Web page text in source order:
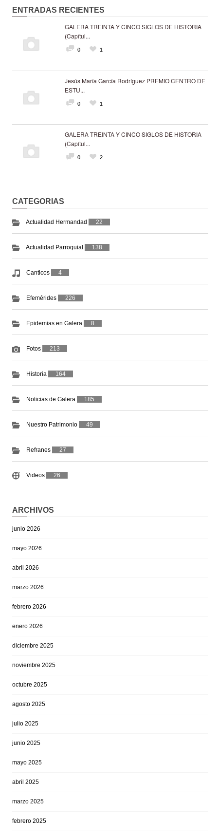
ENTRADAS RECIENTES
GALERA TREINTA Y CINCO SIGLOS DE HISTORIA
(Capítul...
0 1
Jesús María García Rodríguez PREMIO CENTRO DE
ESTU...
0 1
GALERA TREINTA Y CINCO SIGLOS DE HISTORIA
(Capítul...
0 2
CATEGORIAS
Actualidad Hermandad 22
Actualidad Parroquial 138
Canticos 4
Efemérides 226
Epidemias en Galera 8
Fotos 213
Historia 164
Noticias de Galera 185
Nuestro Patrimonio 49
Refranes 27
Videos 26
ARCHIVOS
junio 2026
mayo 2026
abril 2026
marzo 2026
febrero 2026
enero 2026
diciembre 2025
noviembre 2025
octubre 2025
agosto 2025
julio 2025
junio 2025
mayo 2025
abril 2025
marzo 2025
febrero 2025